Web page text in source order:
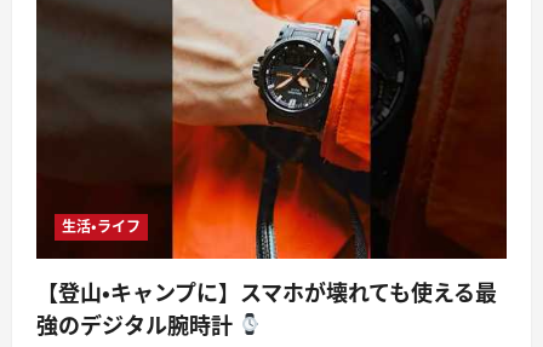
生活・ライフ
【登山・キャンプに】スマホが壊れても使える最
強のデジタル腕時計